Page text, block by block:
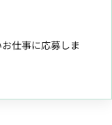
仕事に応募しま